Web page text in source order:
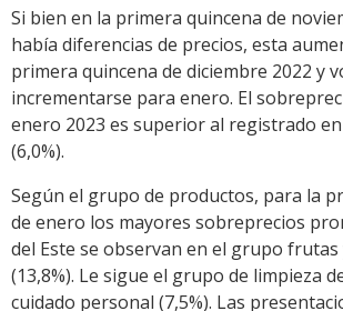
Si bien en la primera quincena de
había diferencias de precios, esta
primera quincena de diciembre 2022 y
incrementarse para enero. El
enero 2023 es superior al registrado
(6,0%).
Según el grupo de productos, para la
de enero los mayores sobreprecios
del Este se observan en el grupo
(13,8%). Le sigue el grupo de limpieza
cuidado personal (7,5%). Las